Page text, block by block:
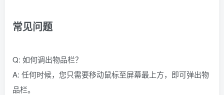
常见问题
Q: 如何调出物品栏？
A: 任何时候，您只需要移动鼠标至屏幕最上方，即可弹出物
品栏。